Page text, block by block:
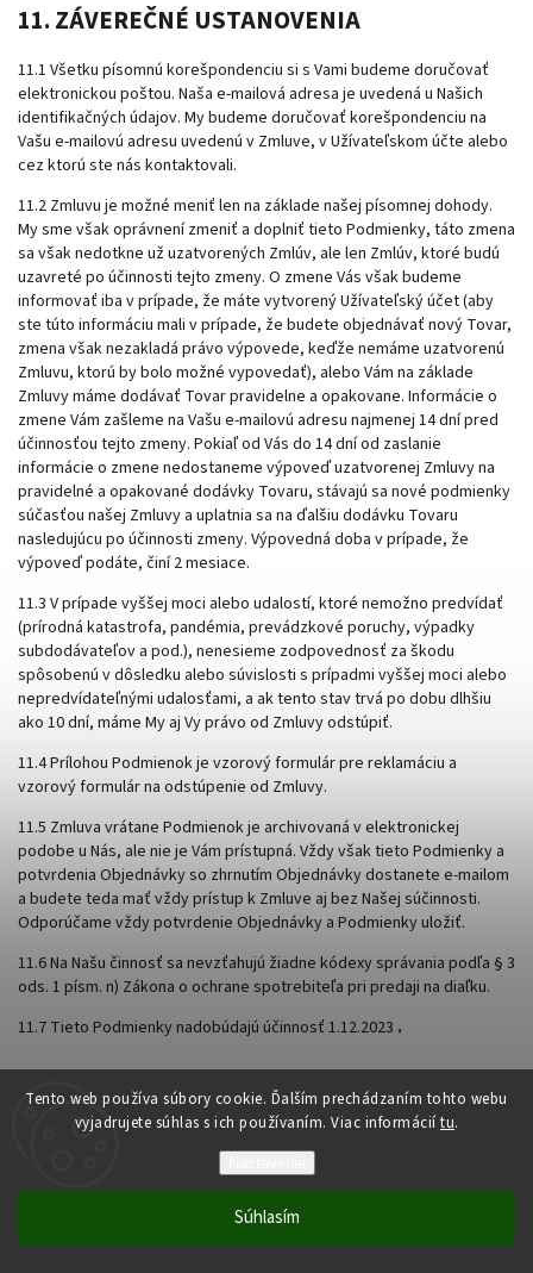
Tento web používa súbory cookie. Ďalším prechádzaním tohto webu
vyjadrujete súhlas s ich používaním. Viac informácií tu.
Súhlasím
11. ZÁVEREČNÉ USTANOVENIA
11.1 Všetku písomnú korešpondenciu si s Vami budeme doručovať
elektronickou poštou. Naša e-mailová adresa je uvedená u Našich
identifikačných údajov. My budeme doručovať korešpondenciu na
Vašu e-mailovú adresu uvedenú v Zmluve, v Užívateľskom účte alebo
cez ktorú ste nás kontaktovali.
11.2 Zmluvu je možné meniť len na základe našej písomnej dohody.
My sme však oprávnení zmeniť a doplniť tieto Podmienky, táto zmena
sa však nedotkne už uzatvorených Zmlúv, ale len Zmlúv, ktoré budú
uzavreté po účinnosti tejto zmeny. O zmene Vás však budeme
informovať iba v prípade, že máte vytvorený Užívateľský účet (aby
ste túto informáciu mali v prípade, že budete objednávať nový Tovar,
zmena však nezakladá právo výpovede, keďže nemáme uzatvorenú
Zmluvu, ktorú by bolo možné vypovedať), alebo Vám na základe
Zmluvy máme dodávať Tovar pravidelne a opakovane. Informácie o
zmene Vám zašleme na Vašu e-mailovú adresu najmenej 14 dní pred
účinnosťou tejto zmeny. Pokiaľ od Vás do 14 dní od zaslanie
informácie o zmene nedostaneme výpoveď uzatvorenej Zmluvy na
pravidelné a opakované dodávky Tovaru, stávajú sa nové podmienky
súčasťou našej Zmluvy a uplatnia sa na ďalšiu dodávku Tovaru
nasledujúcu po účinnosti zmeny. Výpovedná doba v prípade, že
výpoveď podáte, činí2 mesiace.
11.3 V prípade vyššej moci alebo udalostí, ktoré nemožno predvídať
(prírodná katastrofa, pandémia, prevádzkové poruchy, výpadky
subdodávateľov a pod.), nenesieme zodpovednosť za škodu
spôsobenú v dôsledku alebo súvislosti s prípadmi vyššej moci alebo
nepredvídateľnými udalosťami, a ak tento stav trvá po dobu dlhšiu
ako 10 dní, máme My aj Vy právo od Zmluvy odstúpiť.
11.4 Prílohou Podmienok je vzorový formulár pre reklamáciu a
vzorový formulár na odstúpenie od Zmluvy.
11.5 Zmluva vrátane Podmienok je archivovaná v elektronickej
podobe u Nás, ale nie je Vám prístupná. Vždy však tieto Podmienky a
potvrdenia Objednávky so zhrnutím Objednávky dostanete e-mailom
a budete teda mať vždy prístup k Zmluve aj bez Našej súčinnosti.
Odporúčame vždy potvrdenie Objednávky a Podmienky uložiť.
11.6 Na Našu činnosť sa nevzťahujú žiadne kódexy správania podľa § 3
ods. 1 písm. n) Zákona o ochrane spotrebiteľa pri predaji na diaľku.
11.7 Tieto Podmienky nadobúdajú účinnosť 1.12.2023 .
FORMULÁR PRE REKLAMÁCIU
Forsolar s.r.o. , Priemyslná 2, 071 01
Michalovce.